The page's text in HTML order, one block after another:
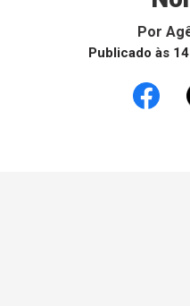
Por
Publicado às